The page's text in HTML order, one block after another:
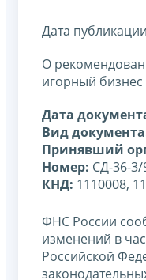
Дата
О
игорный бизнес
Дата
Вид
Принявший
Номер: СД-36-3/
КНД: 1110008,
ФНС России
изменений в
Российской